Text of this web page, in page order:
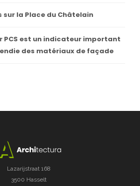
sur la Place du Châtelain
PCS est un indicateur important
des matériaux de façade
Lazarijstraat 168
3500 Hasselt